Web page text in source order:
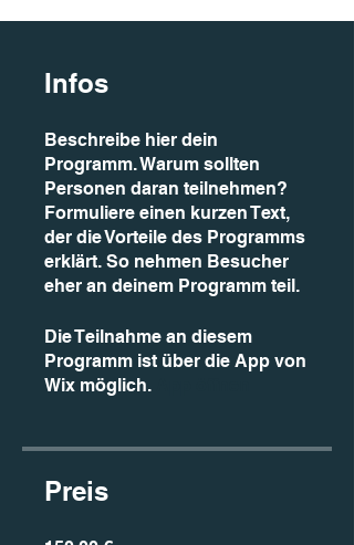
Infos
Beschreibe hier dein
Programm. Warum sollten
Personen daran teilnehmen?
Formuliere einen kurzen Text,
der die Vorteile des Programms
erklärt. So nehmen Besucher
eher an deinem Programm teil.
Die Teilnahme an diesem
Programm ist über die App von
Wix möglich.
Preis